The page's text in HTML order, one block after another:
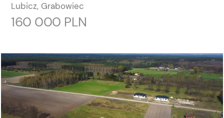
Lubicz, Grabowiec
160 000 PLN